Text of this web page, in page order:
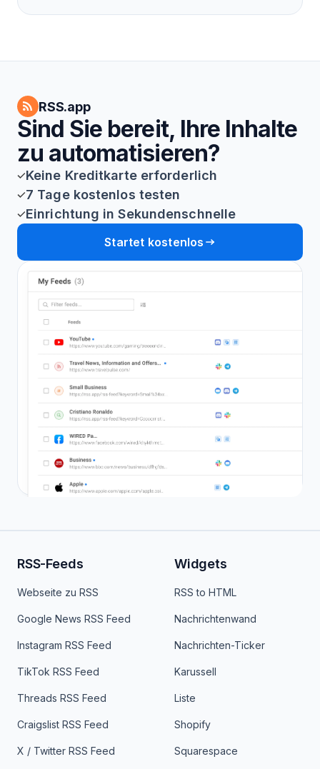
RSS.app
Sind Sie bereit, Ihre Inhalte
zu automatisieren?
Keine Kreditkarte erforderlich
7 Tage kostenlos testen
Einrichtung in Sekundenschnelle
Startet kostenlos
RSS-Feeds
Webseite zu RSS
Google News RSS Feed
Instagram RSS Feed
TikTok RSS Feed
Threads RSS Feed
Craigslist RSS Feed
X / Twitter RSS Feed
Widgets
RSS to HTML
Nachrichtenwand
Nachrichten-Ticker
Karussell
Liste
Shopify
Squarespace